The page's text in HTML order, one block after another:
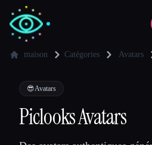
✍️Auteurs
💻
maison Catégories Avatars
😎Avatars
Piclooks Avatars